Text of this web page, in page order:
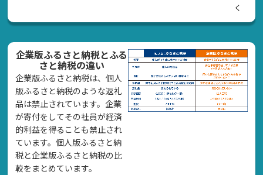
く
企業版ふるさと納税とふる
さと納税の違い
企業版ふるさと納税は、個人
版ふるさと納税のような返礼
品は禁止されています。企業
が寄付をしてその社員が経済
的利益を得ることも禁止され
ています。個人版ふるさと納
税と企業版ふるさと納税の比
較をまとめています。